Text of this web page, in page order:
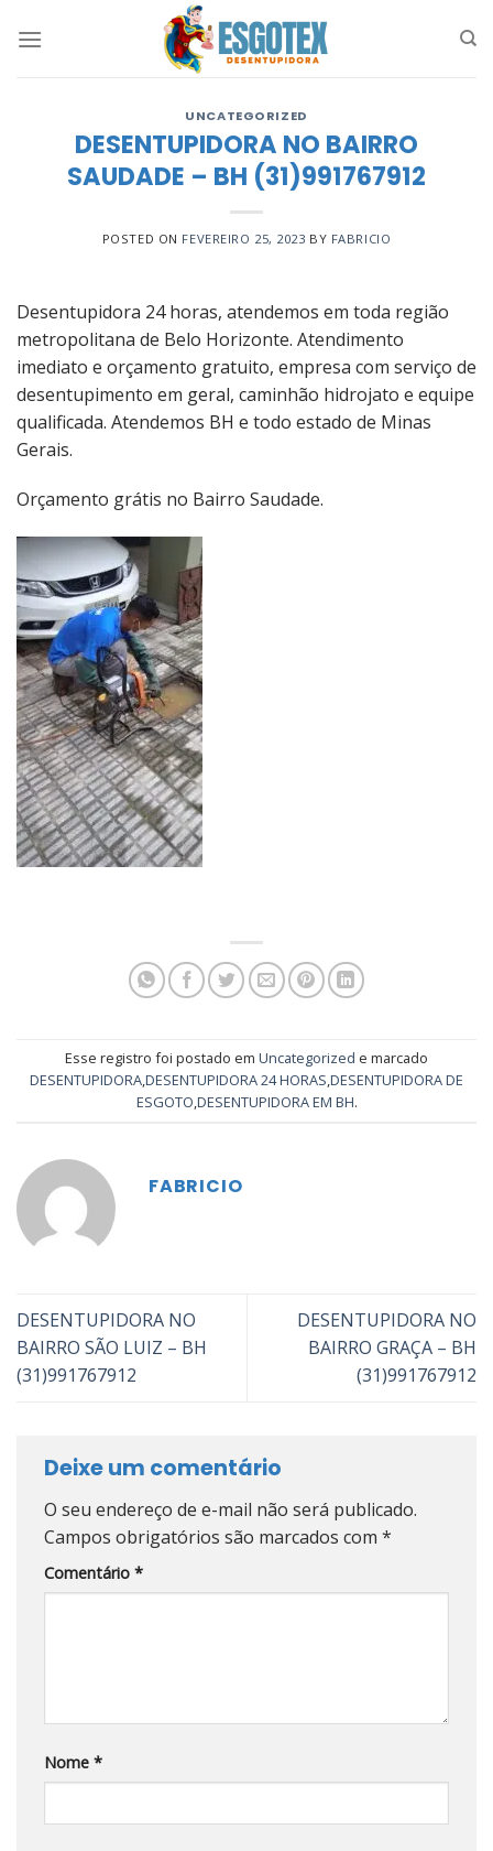
UNCATEGORIZED
DESENTUPIDORA NO BAIRRO
SAUDADE – BH (31)991767912
POSTED ON FEVEREIRO 25, 2023 BY FABRICIO
Desentupidora 24 horas, atendemos em toda região
metropolitana de Belo Horizonte. Atendimento
imediato e orçamento gratuito, empresa com serviço de
desentupimento em geral, caminhão hidrojato e equipe
qualificada. Atendemos BH e todo estado de Minas
Gerais.
Orçamento grátis no Bairro Saudade.
Esse registro foi postado em Uncategorized e marcado
DESENTUPIDORA,DESENTUPIDORA 24 HORAS,DESENTUPIDORA DE
ESGOTO,DESENTUPIDORA EM BH.
FABRICIO
DESENTUPIDORA NO
BAIRRO SÃO LUIZ – BH
(31)991767912
DESENTUPIDORA NO
BAIRRO GRAÇA – BH
(31)991767912
Deixe um comentário
O seu endereço de e-mail não será publicado.
Campos obrigatórios são marcados com *
Comentário *
Nome *